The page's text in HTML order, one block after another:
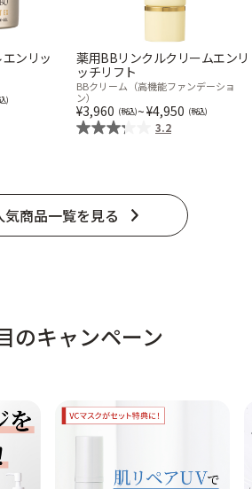
ンリッ
薬用BBリンクルクリームエンリ
ッチリフト
BBクリーム（高機能ファンデーショ
ン）
3,960 ~ 4,950
3.2
気商品一覧を見る
のキャンペーン